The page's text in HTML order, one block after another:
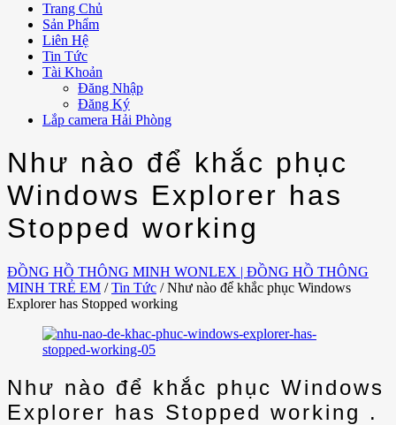
Trang Chủ
Sản Phẩm
Liên Hệ
Tin Tức
Tài Khoản
Đăng Nhập
Đăng Ký
Lắp camera Hải Phòng
Như nào để khắc phục
Windows Explorer has
Stopped working
ĐỒNG HỒ THÔNG MINH WONLEX | ĐỒNG HỒ THÔNG
MINH TRẺ EM / Tin Tức / Như nào để khắc phục Windows
Explorer has Stopped working
Như nào để khắc phục Windows
Explorer has Stopped working .